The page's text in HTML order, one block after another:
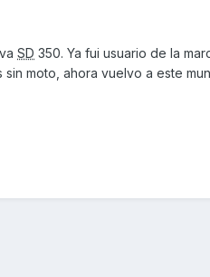
SD 350. Ya fui usuario de la
moto, ahora vuelvo a este